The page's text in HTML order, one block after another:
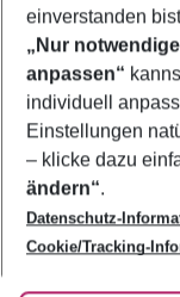
Footer
Footer navigation
Über uns
AGB
Bestpreisgarantie
Cookie-
Cookie-Richtlinie
Agenturbetreuung
Barrierefreies
Folge uns
einverstanden
„Nur
anpassen“
individuell
Einstellungen
– klicke dazu
ändern“.
Datenschutz-
Cookie/Tracking-